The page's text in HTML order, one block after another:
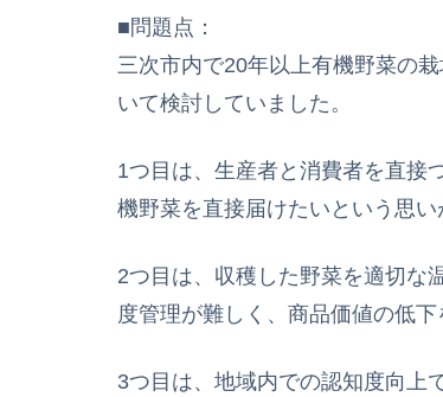
■問題点：
三次市内で20年以上有機野菜の
いて検討していました。
1つ目は、生産者と消費者を直接
機野菜を直接届けたいという思
2つ目は、収穫した野菜を適切な
度管理が難しく、商品価値の低
3つ目は、地域内での認知度向上